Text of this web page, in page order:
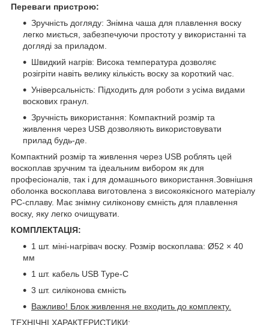
Переваги пристрою:
Зручність догляду: Знімна чаша для плавлення воску
легко миється, забезпечуючи простоту у використанні та
догляді за приладом.
Швидкий нагрів: Висока температура дозволяє
розігріти навіть велику кількість воску за короткий час.
Універсальність: Підходить для роботи з усіма видами
воскових гранул.
Зручність використання: Компактний розмір та
живлення через USB дозволяють використовувати
прилад будь-де.
Компактний розмір та живлення через USB роблять цей
воскоплав зручним та ідеальним вибором як для
професіоналів, так і для домашнього використання.Зовнішня
оболонка воскоплава виготовлена з високоякісного матеріалу
PC-сплаву. Має знімну силіконову ємність для плавлення
воску, яку легко очищувати.
КОМПЛЕКТАЦІЯ:
1 шт. міні-нагрівач воску. Розмір воскоплава: Ø52 × 40
мм
1 шт. кабель USB Type-C
3 шт. силіконова ємність
Важливо! Блок живлення не входить до комплекту.
ТЕХНІЧНІ ХАРАКТЕРИСТИКИ: